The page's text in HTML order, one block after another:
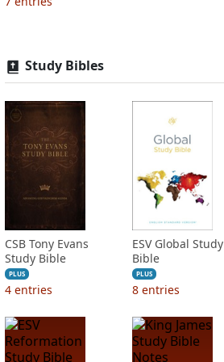
Study Bibles
CSB Tony Evans
Study Bible
PLUS
4 entries
ESV Global Study
Bible
PLUS
8 entries